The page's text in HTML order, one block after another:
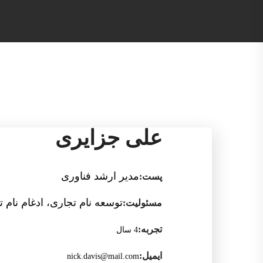
علی جزایری
پست:مدیر ارشد فناوری
مسئوليت:توسعه نام تجاری، ادغام نام
تجربه:4 سال
ایمیل:nick.davis@mail.com